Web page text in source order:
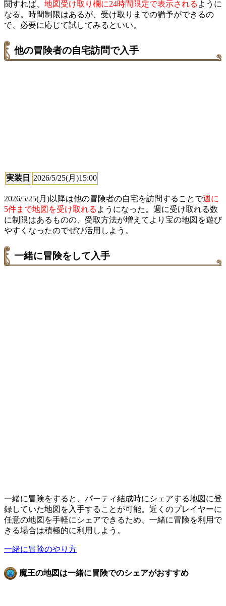
闘すれば、 地図受け取り欄に24時間限定で表示される ように
なる。時間制限はあるが、受け取りまでの猶予ができるの
で、必要に応じて試してみるといい。
他の冒険者の自宅訪問で入手
実装日 2026/5/25(月)15:00
2026/5/25(月)以降は他の冒険者の自宅を訪問することで週に
5件まで地図を受け取れる ようになった。週に受け取れる数
に制限はあるものの、受取方法が増えてより宝の地図を遊び
やすくなったのでぜひ活用しよう。
一緒に冒険をして入手
一緒に冒険をすると、パーティ結成時にシェアする地図に登
録していた地図を入手することが可能。近くのプレイヤーに
任意の地図を手軽にシェアできるため、一緒に冒険を利用で
きる場合は積極的に利用しよう。
一緒に冒険のやり方
魔王の地図は一緒に冒険でのシェアがおすすめ